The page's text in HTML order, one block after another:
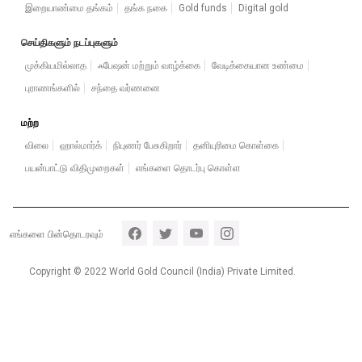
இறையாண்மை தங்கம்
தங்க நகை Gold funds Digital gold
செய்திகளும் நடப்புகளும்
முக்கியமில்லாத
ஃபேஷன் மற்றும் வாழ்க்கை
வேடிக்கையான உண்மை
புராணங்களில்
சந்தை வர்ணனை
மற்ற
விலை
ஹால்மார்க் நிபுணர் பேசுகிறார்
தனியுரிமை கொள்கை
பயன்பாட்டு விதிமுறைகள்
எங்களை தொடர்பு கொள்ள
Footer section 5
எங்களை பின்தொடரவும்
Copyright © 2022 World Gold Council (India) Private Limited.